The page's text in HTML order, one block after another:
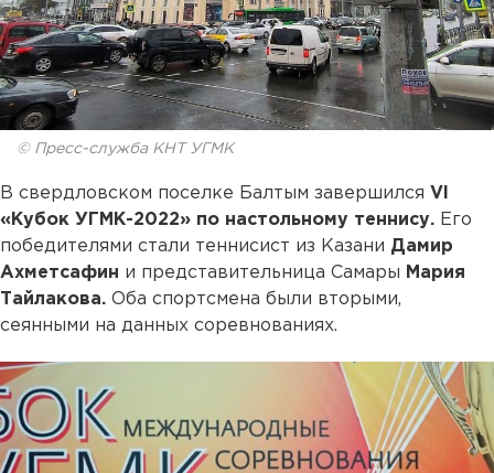
© Пресс-служба КНТ УГМК
В свердловском поселке Балтым завершился VI
«Кубок УГМК-2022» по настольному теннису. Его
победителями стали теннисист из Казани Дамир
Ахметсафин и представительница Самары Мария
Тайлакова. Оба спортсмена были вторыми,
сеянными на данных соревнованиях.